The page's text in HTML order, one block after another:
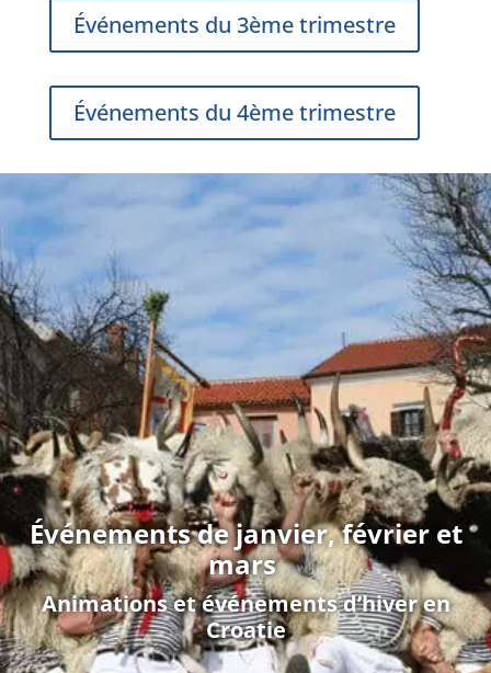
Événements du 3ème trimestre
Événements du 4ème trimestre
Événements de janvier, février et
mars
Animations et événements d’hiver en
Croatie